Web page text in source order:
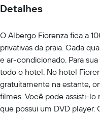
Detalhes
O Albergo Fiorenza fica a
privativas da praia. Cada
e ar-condicionado. Para
todo o hotel. No hotel
gratuitamente na estante,
filmes. Você pode assisti-
que possui um DVD